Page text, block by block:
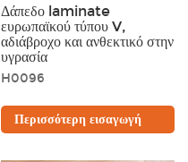
Δάπεδο laminate
ευρωπαϊκού τύπου V,
αδιάβροχο και ανθεκτικό στην
υγρασία
H0096
Περισσότερη εισαγωγή